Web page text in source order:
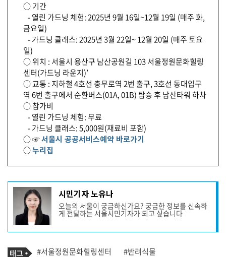
○ 기간
- 열린 가드닝 체험: 2025년 9월 16일~12월 19일 (매주 화,
금요일)
- 가드닝 클래스: 2025년 3월 22일~ 12월 20일 (매주 토요
일)
○ 위치 : 서울시 용산구 남산공원길 103 서울정원문화힐링
센터(가드닝 라운지)’
○ 교통 : 지하철 4호선 충무로역 2번 출구, 3호선 동대입구
역 6번 출구에서 순환버스(01A, 01B) 탑승 후 남산타워 하차
○ 참가비
- 열린 가드닝 체험: 무료
- 가드닝 클래스: 5,000원(재료비 포함)
○ ☞서울시 공공서비스예약 바로가기
○누리집
기
사
작
성
자
프
필
시민기자 노유나
오늘의 서울이 궁금하신가요? 궁금한 정보를 신속하
게 전달하는 서울시민기자가 되고 싶습니다
기
태 #서울정원문화힐링센터 #반려식물